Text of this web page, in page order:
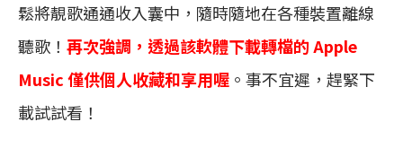
鬆將靚歌通通收入囊中，隨時隨地在各種裝置離線
聽歌！ 再次強調，透過該軟體下載轉檔的 Apple
Music 僅供個人收藏和享用喔 。事不宜遲，趕緊下
載試試看！